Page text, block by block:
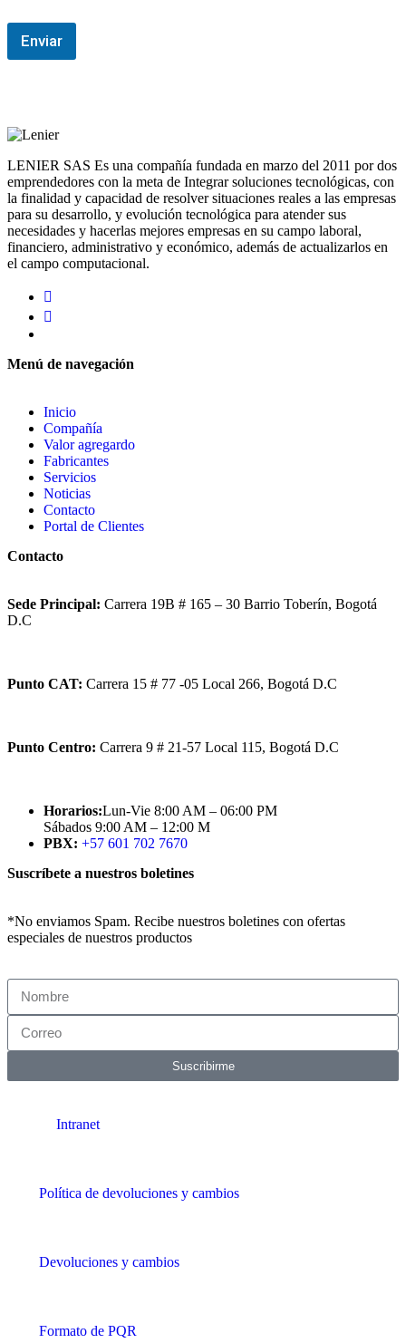
Enviar
LENIER SAS Es una compañía fundada en marzo del 2011 por dos
emprendedores con la meta de Integrar soluciones tecnológicas, con
la finalidad y capacidad de resolver situaciones reales a las empresas
para su desarrollo, y evolución tecnológica para atender sus
necesidades y hacerlas mejores empresas en su campo laboral,
financiero, administrativo y económico, además de actualizarlos en
el campo computacional.
Menú de navegación
Inicio
Compañía
Valor agregardo
Fabricantes
Servicios
Noticias
Contacto
Portal de Clientes
Contacto
Sede Principal: Carrera 19B # 165 – 30 Barrio Toberín, Bogotá
D.C
Punto CAT: Carrera 15 # 77 -05 Local 266, Bogotá D.C
Punto Centro: Carrera 9 # 21-57 Local 115, Bogotá D.C
Horarios:Lun-Vie 8:00 AM – 06:00 PM
Sábados 9:00 AM – 12:00 M
PBX: +57 601 702 7670
Suscríbete a nuestros boletines
*No enviamos Spam. Recibe nuestros boletines con ofertas
especiales de nuestros productos
Suscribirme
Intranet
Política de devoluciones y cambios
Devoluciones y cambios
Formato de PQR